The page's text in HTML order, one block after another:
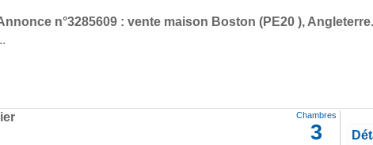
n°3285609 : vente maison Boston (PE20 ), Angleterre.
Chambres
3